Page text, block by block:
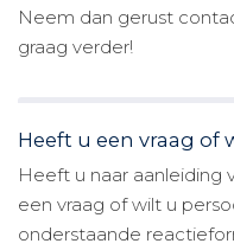
Neem dan gerust
graag verder!
Heeft u een vraag of
Heeft u naar aanleiding
een vraag of wilt u
onderstaande